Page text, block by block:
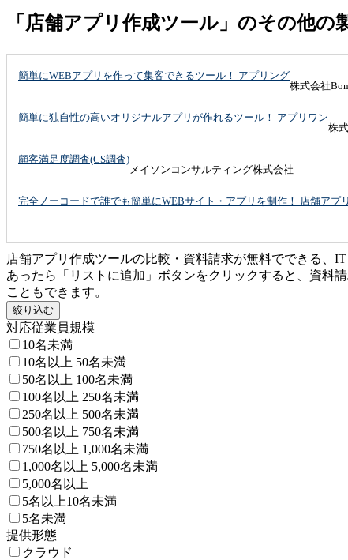
「店舗アプリ作成ツール」のその他の
簡単にWEBアプリを作って集客できるツール！ アプリング
株式会社
簡単に独自性の高いオリジナルアプリが作れるツール！ アプリワン
株
顧客満足度調査(CS調査)
メイソンコンサルティング株式会社
完全ノーコードで誰でも簡単にWEBサイト・アプリを制作！ 店舗アプリ
店舗アプリ作成ツールの比較・資料請求が無料でできる、
あったら「リストに追加」ボタンをクリックすると、資料
こともできます。
絞り込む
対応従業員規模
10名未満
10名以上 50名未満
50名以上 100名未満
100名以上 250名未満
250名以上 500名未満
500名以上 750名未満
750名以上 1,000名未満
1,000名以上 5,000名未満
5,000名以上
5名以上10名未満
5名未満
提供形態
クラウド